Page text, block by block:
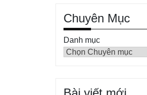
Chuyên Mục
Danh mục